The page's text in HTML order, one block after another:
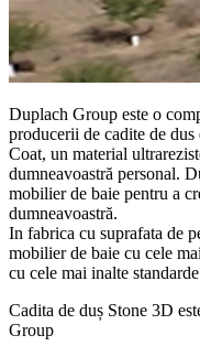
Duplach Group este o
producerii de cadite de
Coat, un material
dumneavoastră personal.
mobilier de baie pentru a
dumneavoastră.
In fabrica cu suprafata de
mobilier de baie cu cele
cu cele mai inalte
Cadita de duș Stone 3D
Group